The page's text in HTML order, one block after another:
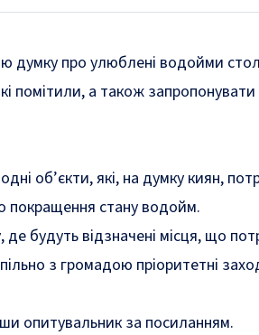
думку про улюблені водойми
помітили, а також запропонувати
об’єкти, які, на думку киян,
покращення стану водойм.
будуть відзначені місця, що
з громадою пріоритетні
опитувальник за посиланням.